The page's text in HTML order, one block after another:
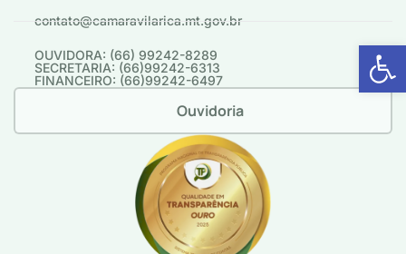
Abrir
contato@camaravilarica.mt.gov.br
OUVIDORA: (66) 99242-8289
SECRETARIA: (66)99242-6313
FINANCEIRO: (66)99242-6497
Ouvidoria